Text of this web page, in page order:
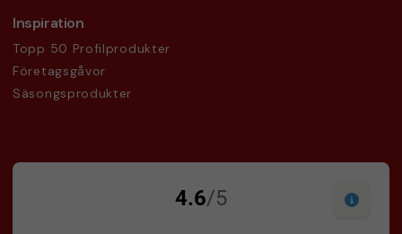
Inspiration
Topp 50 Profilprodukter
Företagsgåvor
Säsongsprodukter